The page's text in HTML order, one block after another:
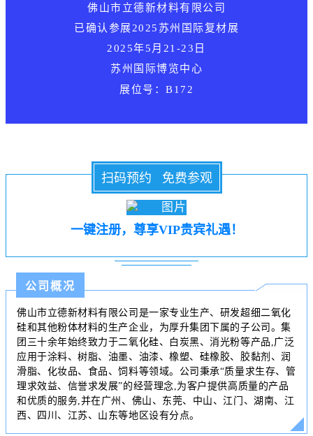
佛山市立德新材料有限公司
已确认参展2025苏州国际复材展
2025年5月21-23日
苏州国际博览中心
展位号：B172
扫码预约 免费参观
一键注册，尊享VIP贵宾礼遇！
公司概况
佛山市立德新材料有限公司是一家专业生产、研发超细二氧化
硅和其他粉体材料的生产企业，为厚升集团下属的子公司。集
团三十余年始终致力于二氧化硅、
白炭黑、消光粉等产品,广泛
应用于涂料、树脂、油墨、油漆、橡塑、硅橡胶、胶黏剂、润
滑脂、化妆品、食品、饲料等领域。公司秉承“质量求生存、管
理求效益、信誉求发展”的经营理念,为客户提供高质量的产品
和优质的服务,并在广州、佛山、东莞、中山、江门、湖南、江
西、四川、江苏、山东等地区设有分点。